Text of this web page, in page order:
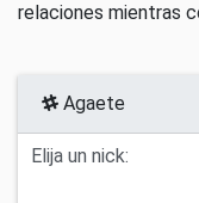
relaciones mientras
Agaete
Elija un nick: